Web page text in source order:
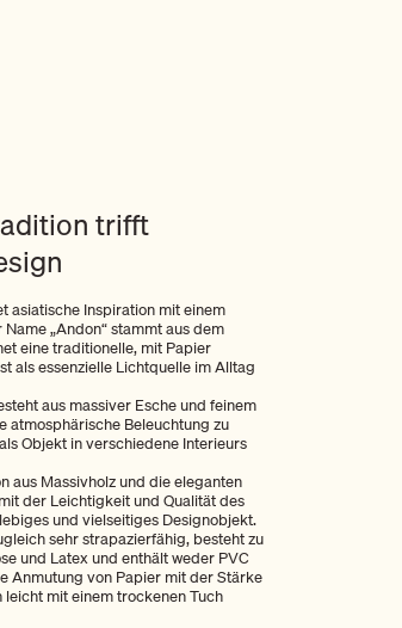
trifft
asiatische Inspiration mit einem
„Andon“ stammt aus dem
eine traditionelle, mit Papier
als essenzielle Lichtquelle im Alltag
aus massiver Esche und feinem
atmosphärische Beleuchtung zu
Objekt in verschiedene Interieurs
aus Massivholz und die eleganten
der Leichtigkeit und Qualität des
und vielseitiges Designobjekt.
sehr strapazierfähig, besteht zu
und Latex und enthält weder PVC
Anmutung von Papier mit der Stärke
leicht mit einem trockenen Tuch